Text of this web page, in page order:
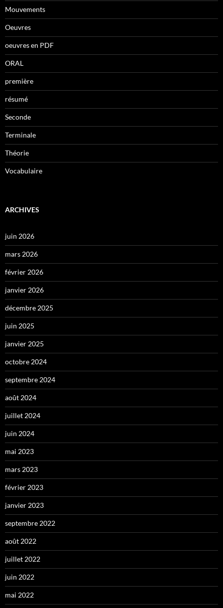
Mouvements
Oeuvres
oeuvres en PDF
ORAL
première
résumé
Seconde
Terminale
Théorie
Vocabulaire
ARCHIVES
juin 2026
mars 2026
février 2026
janvier 2026
décembre 2025
juin 2025
janvier 2025
octobre 2024
septembre 2024
août 2024
juillet 2024
juin 2024
mai 2023
mars 2023
février 2023
janvier 2023
septembre 2022
août 2022
juillet 2022
juin 2022
mai 2022